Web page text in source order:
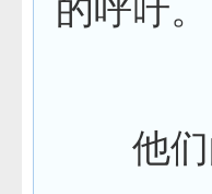
的呼吁。
他们